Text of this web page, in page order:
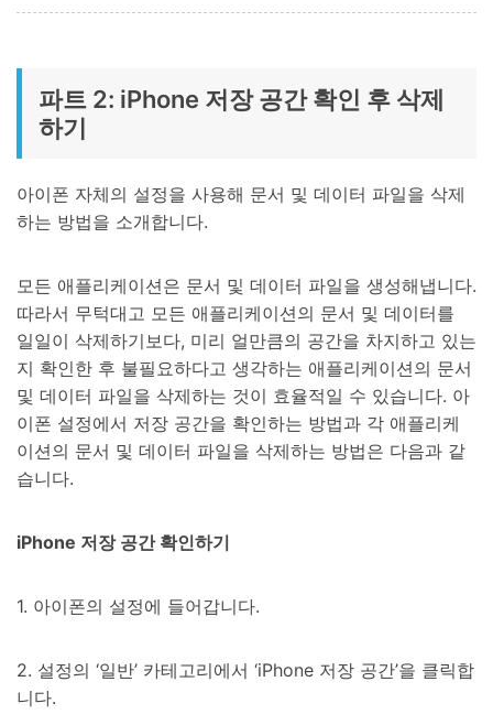
파트 2: iPhone 저장 공간 확인 후 삭제
하기
아이폰 자체의 설정을 사용해 문서 및 데이터 파일을 삭제
하는 방법을 소개합니다.
모든 애플리케이션은 문서 및 데이터 파일을 생성해냅니다.
따라서 무턱대고 모든 애플리케이션의 문서 및 데이터를
일일이 삭제하기보다, 미리 얼만큼의 공간을 차지하고 있는
지 확인한 후 불필요하다고 생각하는 애플리케이션의 문서
및 데이터 파일을 삭제하는 것이 효율적일 수 있습니다. 아
이폰 설정에서 저장 공간을 확인하는 방법과 각 애플리케
이션의 문서 및 데이터 파일을 삭제하는 방법은 다음과 같
습니다.
iPhone 저장 공간 확인하기
1. 아이폰의 설정에 들어갑니다.
2. 설정의 ‘일반’ 카테고리에서 ‘iPhone 저장 공간’을 클릭합
니다.